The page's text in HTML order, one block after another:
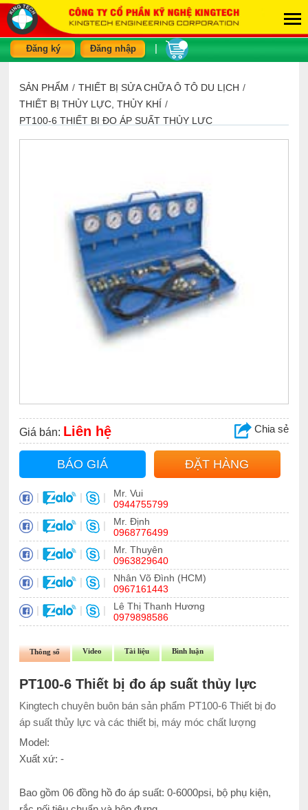
Đăng ký Đăng nhập
SẢN PHẨM / THIẾT BỊ SỬA CHỮA Ô TÔ DU LỊCH /
THIẾT BỊ THỦY LỰC, THỦY KHÍ /
PT100-6 THIẾT BỊ ĐO ÁP SUẤT THỦY LỰC
Giá bán: Liên hệ Chia sẻ
BÁO GIÁ ĐẶT HÀNG
| | |
Mr. Vui
0944755799
| | |
Mr. Định
0968776499
| | |
Mr. Thuyên
0963829640
| | |
Nhân Võ Đình (HCM)
0967161443
| | |
Lê Thị Thanh Hương
0979898586
Thông số Video Tài liệu Bình luận
PT100-6 Thiết bị đo áp suất thủy lực
Kingtech chuyên buôn bán sản phẩm PT100-6 Thiết bị đo
áp suất thủy lực và các thiết bị, máy móc chất lượng
Model:
Xuất xứ: -
Bao gồm 06 đồng hồ đo áp suất: 0-6000psi, bộ phụ kiện,